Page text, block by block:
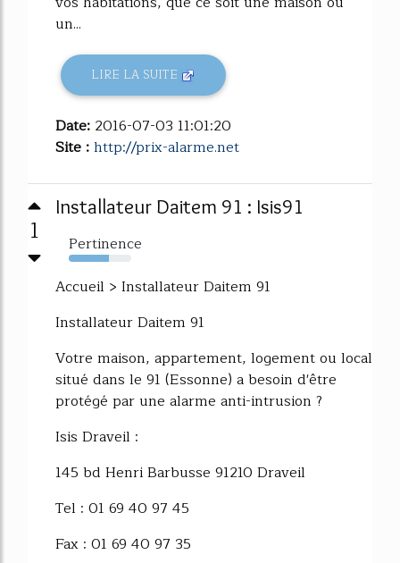
un...
LIRE LA SUITE
Date: 2016-07-03 11:01:20
Site :http://prix-alarme.net
1
Installateur Daitem 91 : Isis91
Pertinence
64%
Accueil > Installateur Daitem 91
Installateur Daitem 91
Votre maison, appartement, logement ou local
situé dans le 91 (Essonne) a besoin d'être
protégé par une alarme anti-intrusion ?
Isis Draveil :
145 bd Henri Barbusse 91210 Draveil
Tel : 01 69 40 97 45
Fax : 01 69 40 97 35